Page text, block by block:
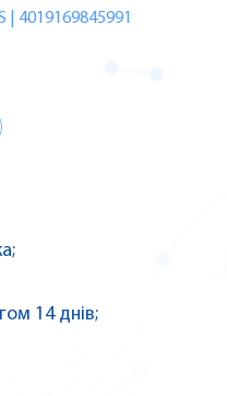
| 4019169845991
14 днів;